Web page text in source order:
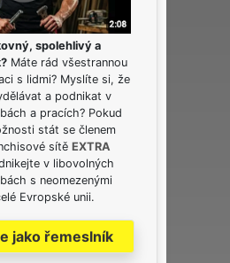
spolehlivý a
Máte rád všestrannou
s lidmi? Myslíte si, že
a podnikat v
a pracích? Pokud
stát se členem
sítě EXTRA
v libovolných
s neomezenými
Evropské unii.
jako řemeslník